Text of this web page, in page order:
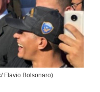
Flavio Bolsonaro)